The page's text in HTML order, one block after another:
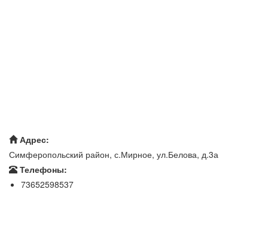
Адрес:
Симферопольский район, с.Мирное, ул.Белова, д.3а
Телефоны:
73652598537